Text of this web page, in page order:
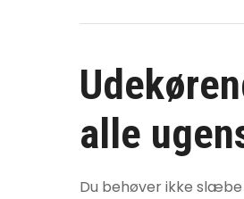
alle
Du behøver ikke